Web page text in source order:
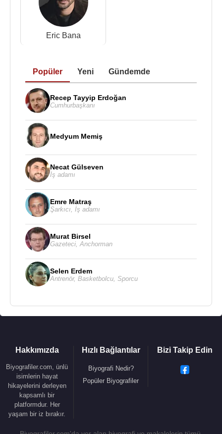
Eric Bana
Popüler Yeni Gündemde
Recep Tayyip Erdoğan
Cumhurbaşkanı
Medyum Memiş
Necat Gülseven
İş adamı
Emre Matraş
Şarkıcı, İş adamı
Murat Birsel
Gazeteci,Anchorman
Selen Erdem
Antrenör, Basketbolcu, Sporcu
Hakkımızda
Biyografiler.com, ünlü
isimlerin hayat
hikayelerini derleyen
kapsamlı bir
platformdur. Her
yaşam bir iz bırakır.
Hızlı Bağlantılar
Biyografi Nedir?
Popüler Biyografiler
Bizi Takip Edin